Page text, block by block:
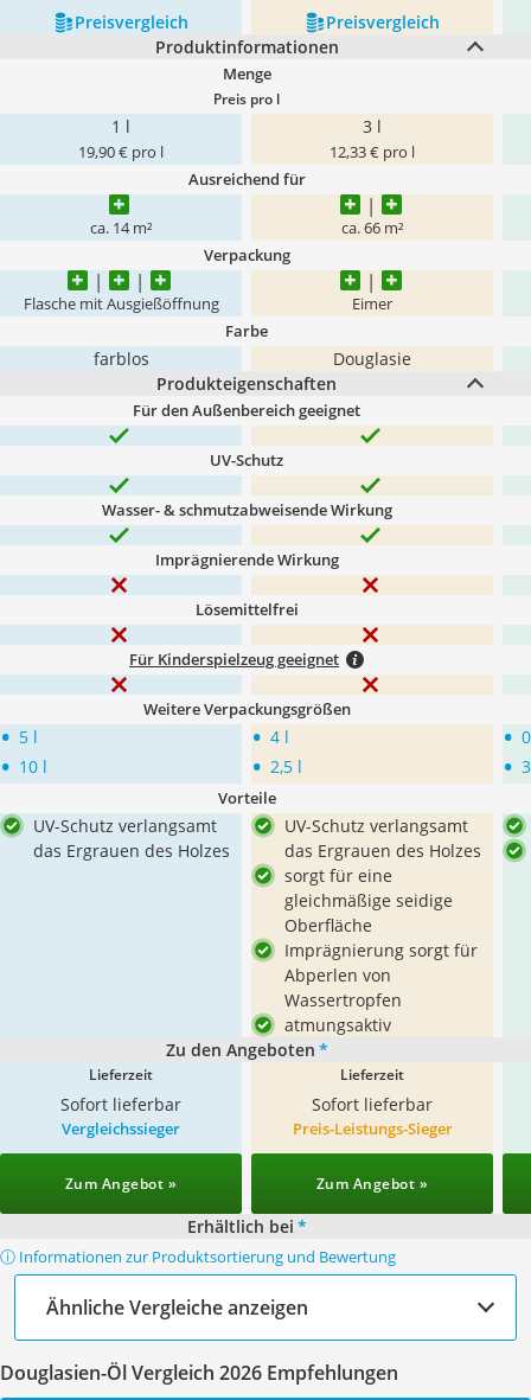
Preis­vergleich
Preis­vergleich
Produktinformationen
Menge
Preis pro l
1 l
19,90 € pro l
3 l
12,33 € pro l
Ausreichend für
ca. 14 m² ca. 66 m²
Verpackung
Flasche mit Ausgießöffnung Eimer
Farbe
farblos
Douglasie
Produkteigenschaften
Für den Außenbereich geeignet
UV-Schutz
Wasser- & schmutzabweisende Wirkung
Imprägnierende Wirkung
Lösemittelfrei
Für Kinderspielzeug geeignet
Weitere Verpackungsgrößen
• 5 l
• 10 l
• 4 l
• 2,5 l
•
•
Vorteile
UV-Schutz verlangsamt
das Ergrauen des Holzes
UV-Schutz verlangsamt
das Ergrauen des Holzes
sorgt für eine
gleichmäßige seidige
Oberfläche
Imprägnierung sorgt für
Abperlen von
Wassertropfen
atmungsaktiv
Zu den Angeboten *
Lieferzeit
Sofort lieferbar
Lieferzeit
Sofort lieferbar
Vergleichssieger
Zum Angebot »
Preis-Leistungs-Sieger
Zum Angebot »
Erhältlich bei *
ⓘ Informationen zur Produktsortierung und Bewertung
Ähnliche Vergleiche anzeigen
Douglasien-Öl Vergleich 2026 Empfehlungen